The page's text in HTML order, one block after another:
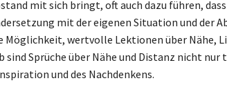
mit sich bringt, oft auch dazu führen,
mit der eigenen Situation und der
wertvolle Lektionen über Nähe,
sind Sprüche über Nähe und Distanz nicht nur
und des Nachdenkens.